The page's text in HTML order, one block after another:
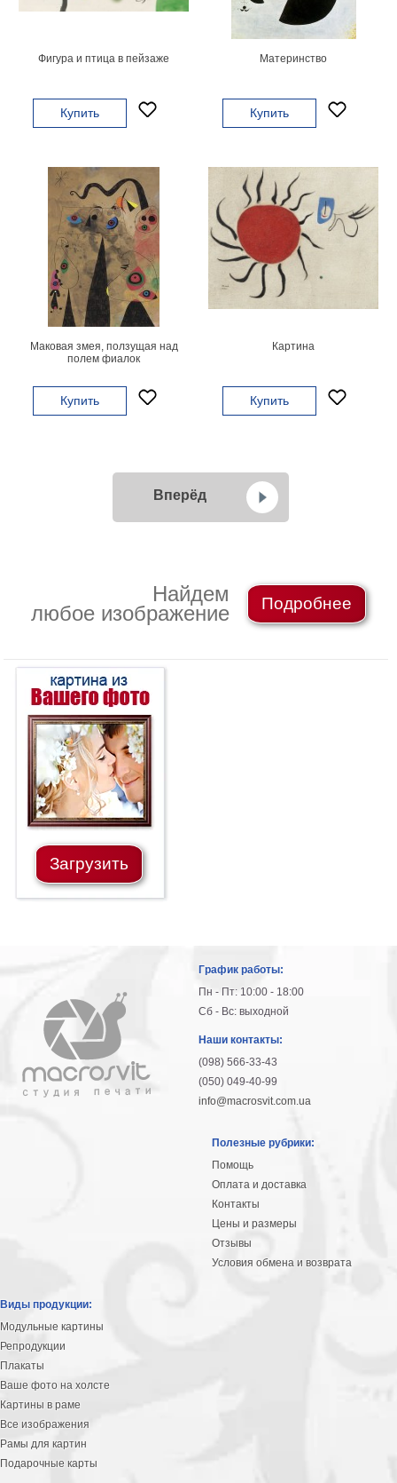
Фигура и птица в пейзаже
Купить
Материнство
Купить
Маковая змея, ползущая над
полем фиалок
Купить
Картина
Купить
Вперёд
Найдем
любое изображение
Подробнее
Загрузить
График работы:
Пн - Пт: 10:00 - 18:00
Сб - Вс: выходной
Наши контакты:
(098) 566-33-43
(050) 049-40-99
info@macrosvit.com.ua
Полезные рубрики:
Помощь
Оплата и доставка
Контакты
Цены и размеры
Отзывы
Условия обмена и возврата
Виды продукции:
Модульные картины
Репродукции
Плакаты
Ваше фото на холсте
Картины в раме
Все изображения
Рамы для картин
Подарочные карты